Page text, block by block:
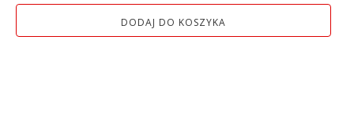
wynosiła:
wynosi:
1
DODAJ DO KOSZYKA